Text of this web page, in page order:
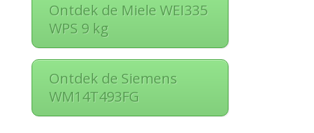
Ontdek de Miele WEI335
WPS 9 kg
Ontdek de Siemens
WM14T493FG